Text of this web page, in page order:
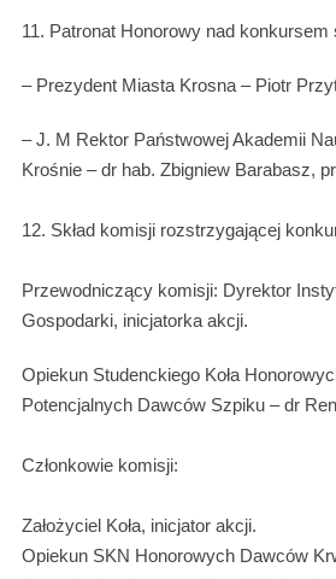
11. Patronat Honorowy nad konkursem
– Prezydent Miasta Krosna – Piotr
– J. M Rektor Państwowej Akademii
Krośnie – dr hab. Zbigniew Barabasz,
12. Skład komisji rozstrzygającej
Przewodniczący komisji: Dyrektor
Gospodarki, inicjatorka akcji.
Opiekun Studenckiego Koła
Potencjalnych Dawców Szpiku – dr
Członkowie komisji:
Założyciel Koła, inicjator akcji.
Opiekun SKN Honorowych Dawców